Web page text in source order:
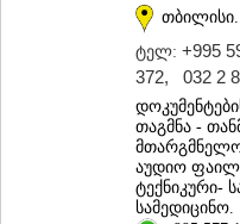
თბილისი.
ტელ: +995
372, 032 2
თაგმნა -
აუდიო
ტექნიკური-
სამედიცინო.